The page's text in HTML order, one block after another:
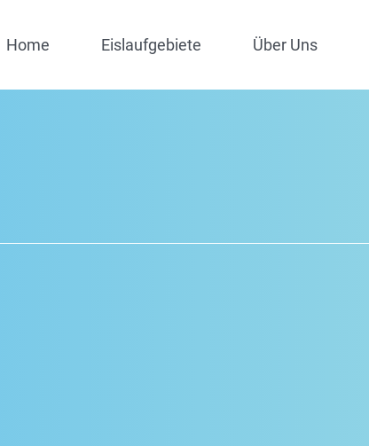
Home Eislaufgebiete Über Uns